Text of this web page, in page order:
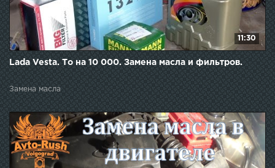
11:30
Lada Vesta. То на 10 000. Замена масла и фильтров.
Замена масла